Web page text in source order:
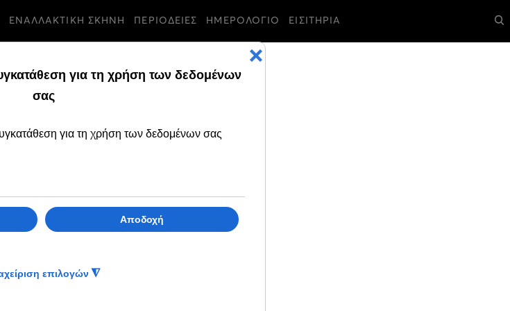
ΕΝΑΛΛΑΚΤΙΚΗ ΣΚΗΝΗ ΠΕΡΙΟΔΕΙΕΣ ΗΜΕΡΟΛΟΓΙΟ ΕΙΣΙΤΗΡΙΑ